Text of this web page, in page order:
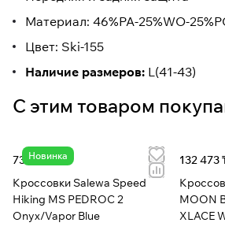
Материал: 46%PA-25%WO-
Цвет: Ski-155
Наличие размеров: L(41-43)
С этим товаром
Новинка
73 602 ₸
Кроссовки Salewa Speed
Hiking MS PEDROC 2
Onyx/Vapor Blue
132 473
MOON
XLACE